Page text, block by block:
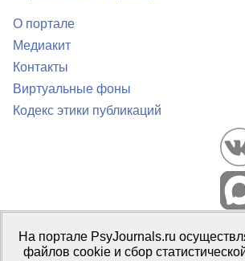
О портале
Медиакит
Контакты
Виртуальные фоны
Кодекс этики публикаций
Портал психологических изданий
Правила использования материалов
На портале PsyJournals.ru
файлов cookie и сбор